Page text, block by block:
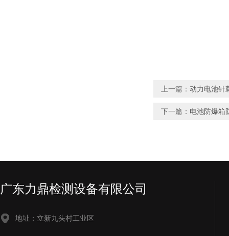
上一篇： 动力电池针
下一篇： 电池防爆箱
广东力鼎检测设备有限公司
地址：立新九头村工业区